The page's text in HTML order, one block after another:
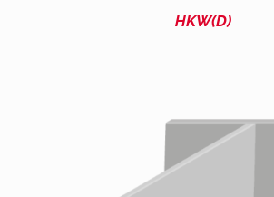
HKW(D)